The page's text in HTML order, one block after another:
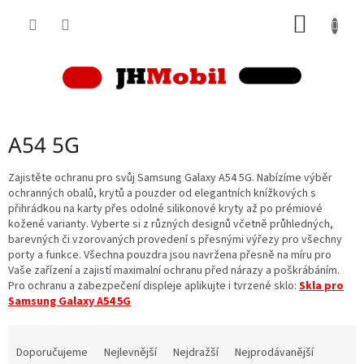
A54 5G
Zajistěte ochranu pro svůj Samsung Galaxy A54 5G. Nabízíme výběr
ochranných obalů, krytů a pouzder od elegantních knížkových s
přihrádkou na karty přes odolné silikonové kryty až po prémiové
kožené varianty. Vyberte si z různých designů včetně průhledných,
barevných či vzorovaných provedení s přesnými výřezy pro všechny
porty a funkce. Všechna pouzdra jsou navržena přesně na míru pro
Vaše zařízení a zajistí maximalní ochranu před nárazy a poškrábáním.
Pro ochranu a zabezpečení displeje aplikujte i tvrzené sklo: Skla pro
Samsung Galaxy A54 5G
Doporučujeme Nejlevnější Nejdražší
Nejprodávanější